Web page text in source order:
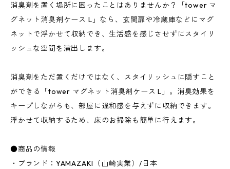
消臭剤を置く場所に困ったことはありませんか？「tower マ
グネット消臭剤ケース L」なら、玄関扉や冷蔵庫などにマグ
ネットで浮かせて収納でき、生活感を感じさせずにスタイリ
ッシュな空間を演出します。
消臭剤をただ置くだけではなく、スタイリッシュに隠すこと
ができる「tower マグネット消臭剤ケース L」。消臭効果を
キープしながらも、部屋に違和感を与えずに収納できます。
浮かせて収納するため、床のお掃除も簡単に行えます。
●商品の情報
・ブランド：YAMAZAKI（山崎実業）/日本